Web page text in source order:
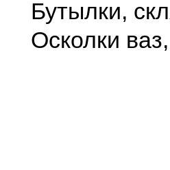
Бутылки,
Осколки